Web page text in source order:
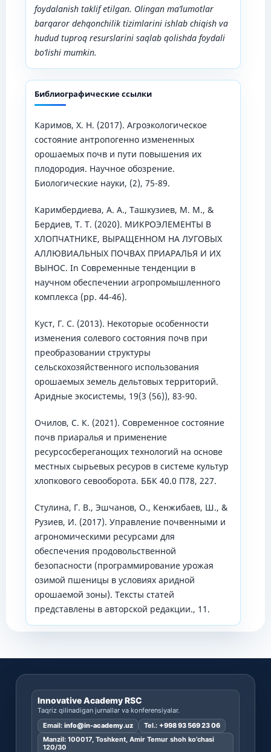
foydalanish taklif etilgan. Olingan ma’lumotlar
barqaror dehqonchilik tizimlarini ishlab chiqish va
hudud tuproq resurslarini saqlab qolishda foydali
bo‘lishi mumkin.
Библиографические ссылки
Каримов, Х. Н. (2017). Агроэкологическое
состояние антропогенно измененных
орошаемых почв и пути повышения их
плодородия. Научное обозрение.
Биологические науки, (2), 75-89.
Каримбердиева, А. А., Ташкузиев, М. М., &
Бердиев, Т. Т. (2020). МИКРОЭЛЕМЕНТЫ В
ХЛОПЧАТНИКЕ, ВЫРАЩЕННОМ НА ЛУГОВЫХ
АЛЛЮВИАЛЬНЫХ ПОЧВАХ ПРИАРАЛЬЯ И ИХ
ВЫНОС. In Современные тенденции в
научном обеспечении агропромышленного
комплекса (pp. 44-46).
Куст, Г. С. (2013). Некоторые особенности
изменения солевого состояния почв при
преобразовании структуры
сельскохозяйственного использования
орошаемых земель дельтовых территорий.
Аридные экосистемы, 19(3 (56)), 83-90.
Очилов, С. К. (2021). Современное состояние
почв приаралья и применение
ресурсосбереганощих технологий на основе
местных сырьевых ресуров в системе культур
хлопкового севооборота. ББК 40.0 П78, 227.
Стулина, Г. В., Эшчанов, О., Кенжибаев, Ш., &
Рузиев, И. (2017). Управление почвенными и
агрономическими ресурсами для
обеспечения продовольственной
безопасности (программирование урожая
озимой пшеницы в условиях аридной
орошаемой зоны). Тексты статей
представлены в авторской редакции., 11.
Innovative Academy RSC
Taqriz qilinadigan jurnallar va konferensiyalar.
Email: info@in-academy.uz Tel.: +998 93 569 23 06
Manzil: 100017, Toshkent, Amir Temur shoh ko’chasi
120/30